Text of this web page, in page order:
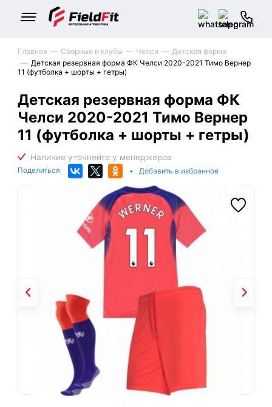
Главная Сборные и клубы Челси
Детская форма
Детская резервная форма ФК Челси 2020-2021 Тимо Вернер
11 (футболка + шорты + гетры)
Детская резервная форма ФК
Челси 2020-2021 Тимо Вернер
11 (футболка + шорты + гетры)
Поделиться • Добавить в избранное